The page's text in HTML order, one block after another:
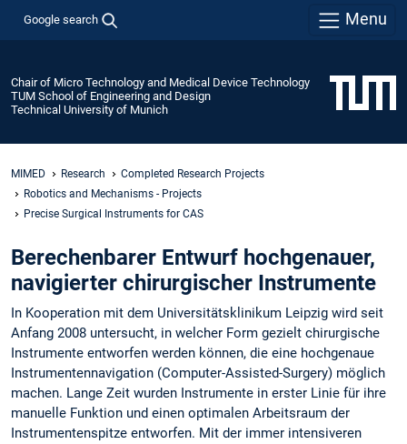
Google search Menu
Chair of Micro Technology and Medical Device Technology
TUM School of Engineering and Design
Technical University of Munich
MIMED Research
Completed Research Projects
Robotics and Mechanisms - Projects
Precise Surgical Instruments for CAS
Berechenbarer Entwurf hochgenauer,
navigierter chirurgischer Instrumente
In Kooperation mit dem Universitätsklinikum Leipzig wird seit
Anfang 2008 untersucht, in welcher Form gezielt chirurgische
Instrumente entworfen werden können, die eine hochgenaue
Instrumentennavigation (Computer-Assisted-Surgery) möglich
machen. Lange Zeit wurden Instrumente in erster Linie für ihre
manuelle Funktion und einen optimalen Arbeitsraum der
Instrumentenspitze entworfen. Mit der immer intensiveren